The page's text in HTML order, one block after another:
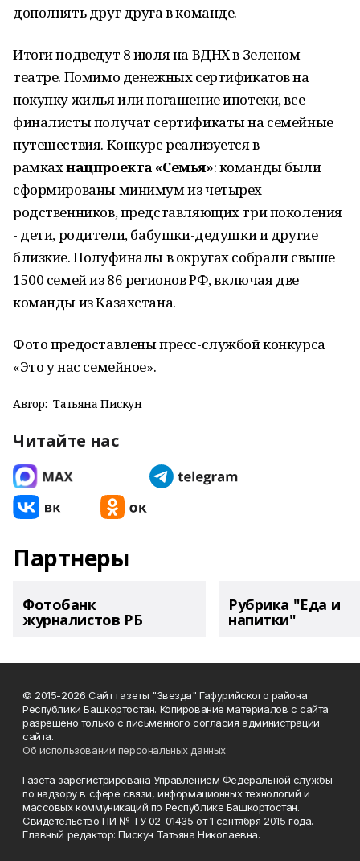
дополнять друг друга в команде.
Итоги подведут 8 июля на ВДНХ в Зеленом
театре. Помимо денежных сертификатов на
покупку жилья или погашение ипотеки, все
финалисты получат сертификаты на семейные
путешествия. Конкурс реализуется в
рамкахнацпроекта «Семья»: команды были
сформированы минимум из четырех
родственников, представляющих три поколения
- дети, родители, бабушки-дедушки и другие
близкие. Полуфиналы в округах собрали свыше
1500 семей из 86 регионов РФ, включая две
команды из Казахстана.
Фото предоставлены пресс-службой конкурса
«Это у нас семейное».
Автор: Татьяна Пискун
Читайте нас
Партнеры
Фотобанк
журналистов РБ
Рубрика "Еда и
напитки"
© 2015-2026 Сайт газеты "Звезда" Гафурийского района
Республики Башкортостан. Копирование материалов с сайта
разрешено только с письменного согласия администрации
сайта.
Об использовании персональных данных
Газета зарегистрирована Управлением Федеральной службы
по надзору в сфере связи, информационных технологий и
массовых коммуникаций по Республике Башкортостан.
Свидетельство ПИ № ТУ 02-01435 от 1 сентября 2015 года.
Главный редактор: Пискун Татьяна Николаевна.